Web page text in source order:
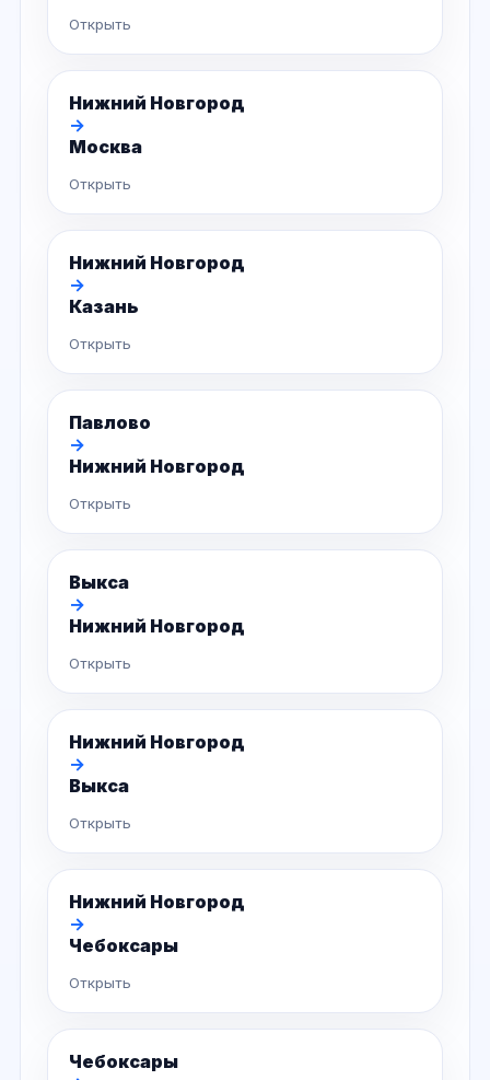
Открыть
Нижний Новгород
→
Москва
Открыть
Нижний Новгород
→
Казань
Открыть
Павлово
→
Нижний Новгород
Открыть
Выкса
→
Нижний Новгород
Открыть
Нижний Новгород
→
Выкса
Открыть
Нижний Новгород
→
Чебоксары
Открыть
Чебоксары